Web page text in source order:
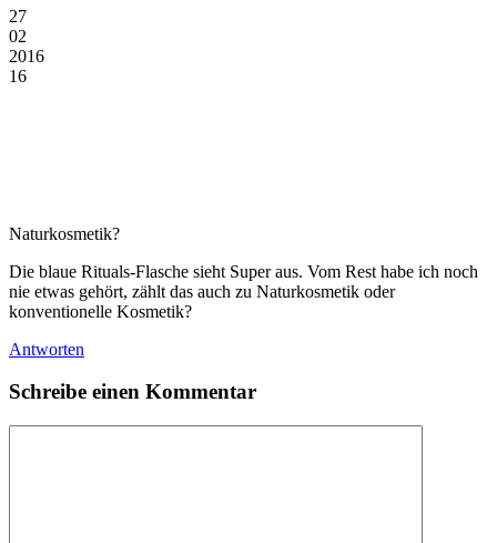
27
02
2016
16
Naturkosmetik?
Die blaue Rituals-Flasche sieht Super aus. Vom Rest habe ich noch
nie etwas gehört, zählt das auch zu Naturkosmetik oder
konventionelle Kosmetik?
Antworten
Schreibe einen Kommentar